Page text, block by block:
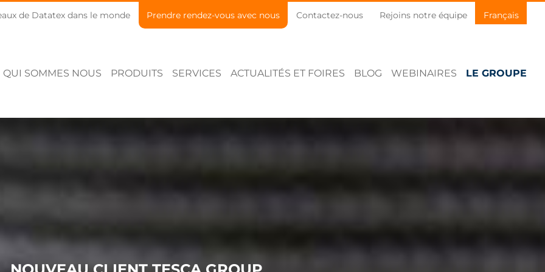
de Datatex dans le monde Prendre rendez-vous avec nous Contactez-nous Rejoins notre équipe Français
QUI SOMMES NOUS PRODUITS SERVICES ACTUALITÉS ET FOIRES BLOG WEBINAIRES LE GROUPE